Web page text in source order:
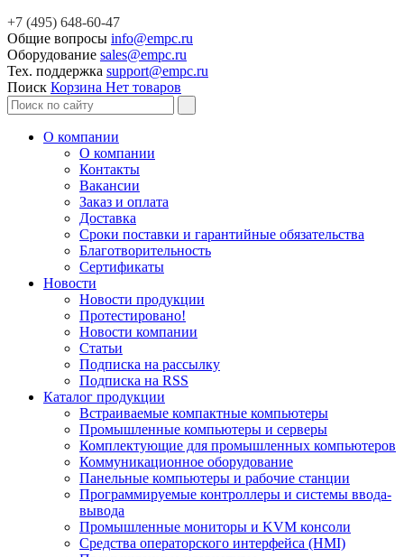
+7 (495) 648-60-47
Общие вопросы info@empc.ru
Оборудование sales@empc.ru
Тех. поддержка support@empc.ru
Поиск Корзина Нет товаров
О компании
О компании
Контакты
Вакансии
Заказ и оплата
Доставка
Сроки поставки и гарантийные обязательства
Благотворительность
Сертификаты
Новости
Новости продукции
Протестировано!
Новости компании
Статьи
Подписка на рассылку
Подписка на RSS
Каталог продукции
Встраиваемые компактные компьютеры
Промышленные компьютеры и серверы
Комплектующие для промышленных компьютеров
Коммуникационное оборудование
Панельные компьютеры и рабочие станции
Программируемые контроллеры и системы ввода-
вывода
Промышленные мониторы и KVM консоли
Средства операторского интерфейса (HMI)